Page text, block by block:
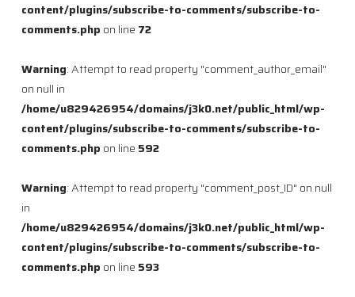
content/plugins/subscribe-to-comments/subscribe-to-
comments.php on line 72
Warning: Attempt to read property "comment_author_email"
on null in
/home/u829426954/domains/j3k0.net/public_html/wp-
content/plugins/subscribe-to-comments/subscribe-to-
comments.php on line 592
Warning: Attempt to read property "comment_post_ID" on null
in
/home/u829426954/domains/j3k0.net/public_html/wp-
content/plugins/subscribe-to-comments/subscribe-to-
comments.php on line 593